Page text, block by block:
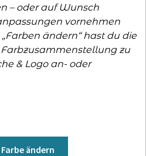
– oder auf Wunsch
vornehmen
ändern“ hast du die
zu
& Logo an- oder
Farbe ändern